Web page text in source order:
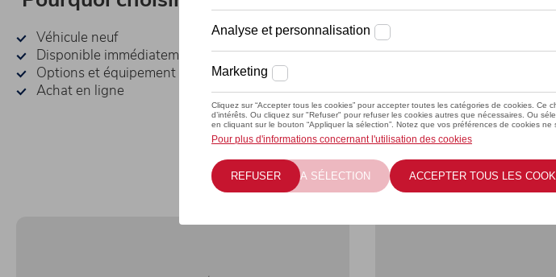
Véhicule neuf
Disponible immédiatement en Belgique
Options et équipement optimal
Achat en ligne